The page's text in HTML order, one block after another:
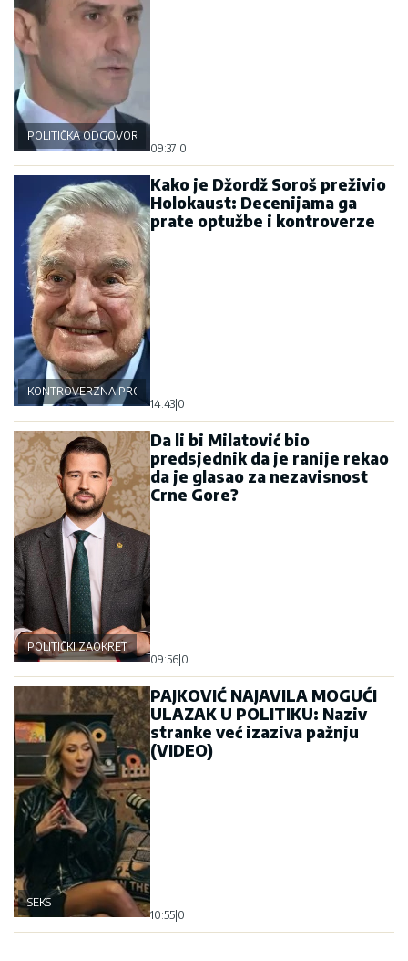
POLITIČKA ODGOVORNOST
09:37 0
KONTROVERZNA PROŠLOST
Kako je Džordž Soroš preživio
Holokaust: Decenijama ga
prate optužbe i kontroverze
14:43 0
POLITIČKI ZAOKRET
Da li bi Milatović bio
predsjednik da je ranije rekao
da je glasao za nezavisnost
Crne Gore?
09:56 0
SEKS
PAJKOVIĆ NAJAVILA MOGUĆI
ULAZAK U POLITIKU: Naziv
stranke već izaziva pažnju
(VIDEO)
10:55 0